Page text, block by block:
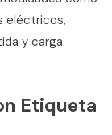
eléctricos,
y carga
Etiqueta